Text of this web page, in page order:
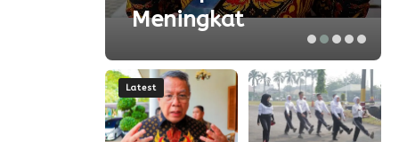
Meningkat
Latest